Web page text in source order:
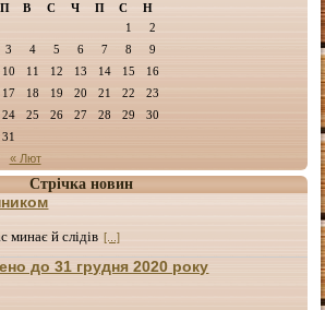
П
В С Ч П С Н
« Лют
1
2
3
4 5 6 7 8
9
10
11 12 13 14 15
16
17
18 19 20 21 22
23
24
25 26 27 28 29
30
31
Стрічка новин
слідів [...]
до 31 грудня 2020 року